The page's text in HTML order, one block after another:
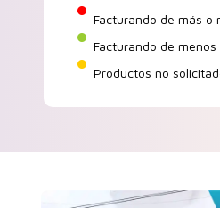
Facturando de más o
Facturando de menos
Productos no